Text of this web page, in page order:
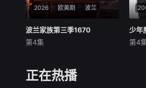
2026 欧美剧 波兰
波兰家族第三季1670
未知
d by the account Kino Alert
PL after they noted that the
波兰家族第三季1670
第4集
少
少年
第4
正在热播